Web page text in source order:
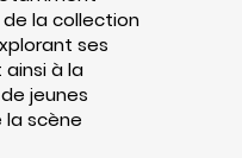
la collection
ses
à la
jeunes
scène